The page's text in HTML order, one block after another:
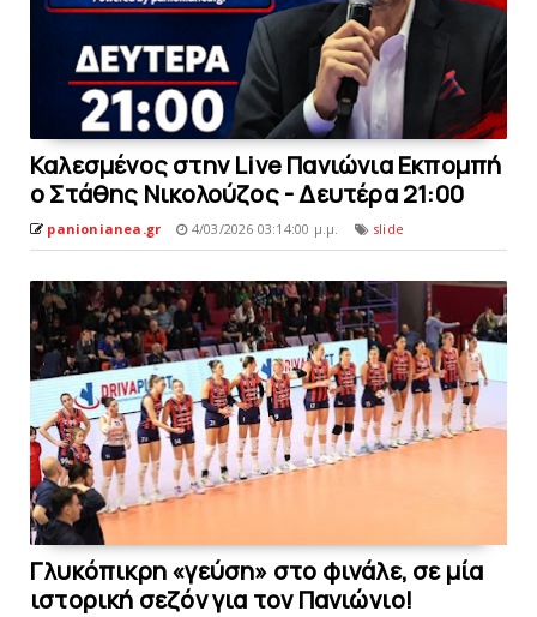
Καλεσμένος στην Live Πανιώνια Εκπομπή
ο Στάθης Νικολούζος - Δευτέρα 21:00
panionianea.gr 4/03/2026 03:14:00 μ.μ. slide
Γλυκόπικρη «γεύση» στο φινάλε, σε μία
ιστoρική σεζόν για τον Πανιώνιo!